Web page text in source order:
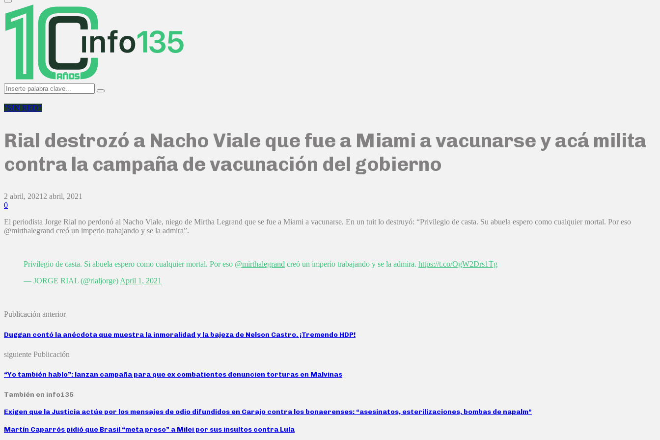
Primary
Menu
Search
for:
Search
"SIN RED"
Rial destrozó a Nacho Viale que fue a Miami a vacunarse y acá milita
contra la campaña de vacunación del gobierno
2 abril, 2021 2 abril, 2021
0
El periodista Jorge Rial no perdonó al Nacho Viale, niego de Mirtha Legrand que se fue a Miami a vacunarse. En un tuit lo destruyó: “Privilegio de casta. Su abuela espero como cualquier mortal. Por eso
@mirthalegrand creó un imperio trabajando y se la admira”.
Privilegio de casta. Si abuela espero como cualquier mortal. Por eso @mirthalegrand creó un imperio trabajando y se la admira. https://t.co/OgW2Drs1Tg
— JORGE RIAL (@rialjorge) April 1, 2021
Publicación anterior
Duggan contó la anécdota que muestra la inmoralidad y la bajeza de Nelson Castro. ¡Tremendo HDP!
siguiente Publicación
“Yo también hablo”: lanzan campaña para que ex combatientes denuncien torturas en Malvinas
También en info135
Exigen que la Justicia actúe por los mensajes de odio difundidos en Carajo contra los bonaerenses: “asesinatos, esterilizaciones, bombas de napalm”
Martín Caparrós pidió que Brasil “meta preso” a Milei por sus insultos contra Lula